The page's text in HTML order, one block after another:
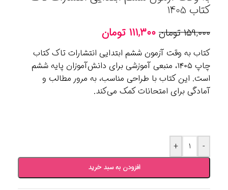
کتاب 1405
۱۵۹,۰۰۰ تومان ۱۱۱,۳۰۰ تومان
کتاب به وقت آزمون ششم ابتدایی انتشارات تاک کتاب
چاپ ۱۴۰۵، منبعی آموزشی برای دانش‌آموزان پایه ششم
است. این کتاب با طراحی مناسب، به مرور مطالب و
آمادگی برای امتحانات کمک می‌کند.
-
+
افزودن به سبد خرید